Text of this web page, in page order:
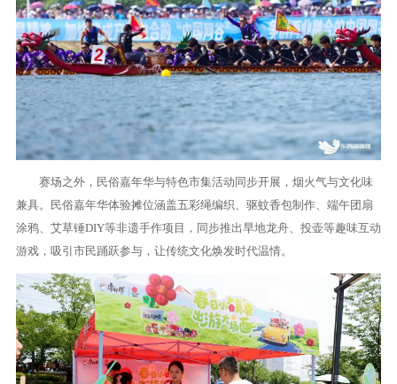
赛场之外，民俗嘉年华与特色市集活动同步开展，烟火气与文化味
兼具。民俗嘉年华体验摊位涵盖五彩绳编织、驱蚊香包制作、端午团扇
涂鸦、艾草锤DIY等非遗手作项目，同步推出旱地龙舟、投壶等趣味互动
游戏，吸引市民踊跃参与，让传统文化焕发时代温情。